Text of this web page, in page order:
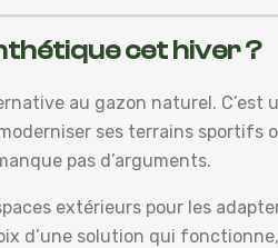
cet hiver ?
au gazon naturel. C’est
ses terrains
pas d’arguments.
extérieurs pour les
d’une solution qui